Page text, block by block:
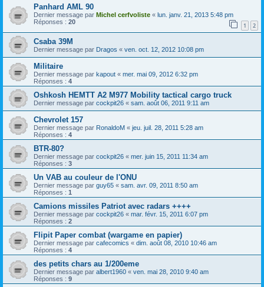
Panhard AML 90
Dernier message par Michel cerfvoliste « lun. janv. 21, 2013 5:48 pm
Réponses : 20 1 2
Csaba 39M
Dernier message par Dragos « ven. oct. 12, 2012 10:08 pm
Militaire
Dernier message par kapout « mer. mai 09, 2012 6:32 pm
Réponses : 4
Oshkosh HEMTT A2 M977 Mobility tactical cargo truck
Dernier message par cockpit26 « sam. août 06, 2011 9:11 am
Chevrolet 157
Dernier message par RonaldoM « jeu. juil. 28, 2011 5:28 am
Réponses : 4
BTR-80?
Dernier message par cockpit26 « mer. juin 15, 2011 11:34 am
Réponses : 3
Un VAB au couleur de l'ONU
Dernier message par guy65 « sam. avr. 09, 2011 8:50 am
Réponses : 1
Camions missiles Patriot avec radars ++++
Dernier message par cockpit26 « mar. févr. 15, 2011 6:07 pm
Réponses : 2
Flipit Paper combat (wargame en papier)
Dernier message par cafecomics « dim. août 08, 2010 10:46 am
Réponses : 4
des petits chars au 1/200eme
Dernier message par albert1960 « ven. mai 28, 2010 9:40 am
Réponses : 9